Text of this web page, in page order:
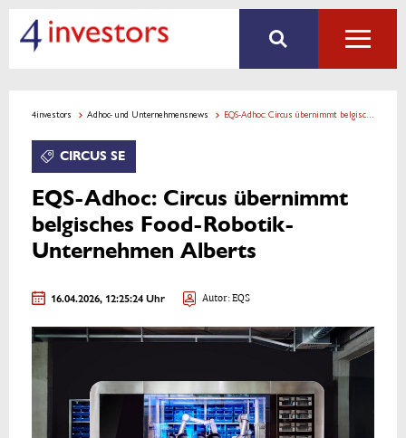
4investors Adhoc- und Unternehmensnews EQS-Adhoc: Circus übernimmt belgisches Food-Robotik-Unternehmen Alberts
CIRCUS SE
EQS-Adhoc: Circus übernimmt
belgisches Food-Robotik-
Unternehmen Alberts
16.04.2026, 12:25:24 Uhr Autor: EQS